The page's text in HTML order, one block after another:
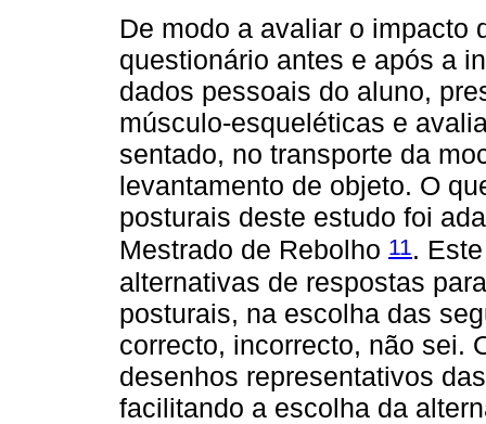
De modo a avaliar o impacto
questionário antes e após a
dados pessoais do aluno,
músculo-esqueléticas e
sentado, no transporte da
levantamento de objeto. O
posturais deste estudo foi
Mestrado de Rebolho 11 .
alternativas de respostas
posturais, na escolha das
correcto, incorrecto, não sei.
desenhos representativos
facilitando a escolha da